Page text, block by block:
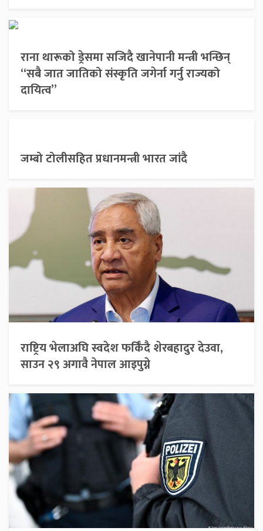
राना थारूको ड्रेसमा सजिदै खानेपानी मन्त्री भन्छिन्
“सबै जात जातिको संस्कृति जगेर्ना गर्नु राज्यको
दायित्व”
जम्बो टोलीसहित प्रधानमन्त्री भारत जांदै
राष्ट्रिय भेलाअघि स्वदेश फर्किँदै शेरबहादुर देउवा,
साउन २९ अगावै नेपाल आइपुग्ने